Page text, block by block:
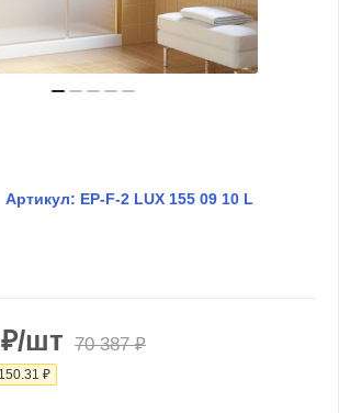
Артикул: EP-F-2 LUX 155 09 10 L
₽/шт 70 387₽
₽